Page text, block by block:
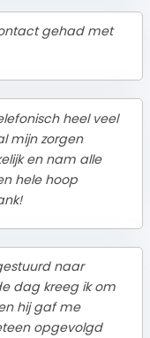
gehad met
heel veel
mijn zorgen
en nam alle
hele hoop
naar
dag kreeg ik om
hij gaf me
opgevolgd